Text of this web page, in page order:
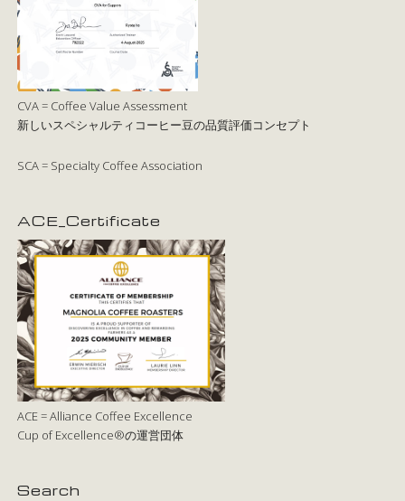
CVA = Coffee Value Assessment
新しいスペシャルティコーヒー豆の品質評価コンセプト
SCA = Specialty Coffee Association
ACE_Certificate
ACE = Alliance Coffee Excellence
Cup of Excellence®の運営団体
Search